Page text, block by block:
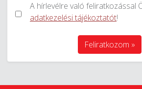
A hírlevélre való feliratkozással
adatkezelési tájékoztatót!
Feliratkozom »